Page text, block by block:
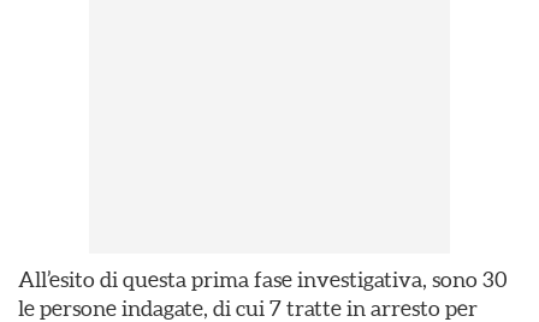
All’esito di questa prima fase investigativa, sono 30
le persone indagate, di cui 7 tratte in arresto per